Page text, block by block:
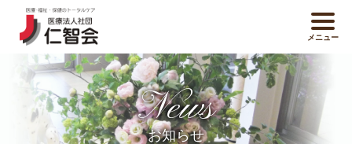
メニュー
News
お知らせ